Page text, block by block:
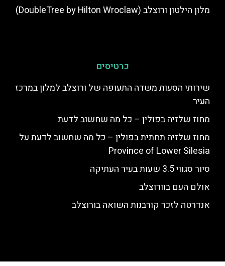
מלון הילטון ורוצלב (DoubleTree by Hilton Wroclaw)
כרטיסים
שירותי הסעות משדה התעופה של ורוצלב למלון במרכז
העיר
מחוז שלזיה בפולין – כל מה שחשוב לדעת
מחוז שלזיה תחתית בפולין – כל מה שחשוב לדעת על
Province of Lower Silesia
סיור סגווי 3.5 שעות בעיר העתיקה
אולם העם בוורוצלב
אנדרטה לזכר קורבנות השואה בורוצלב